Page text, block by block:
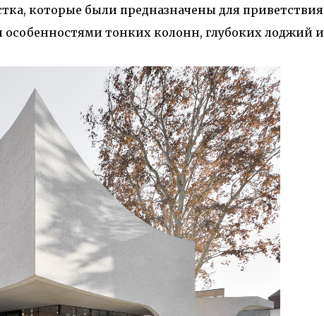
престижной награды «Серебряная пирамида глобального
Архитекторы стремились объединить память о военном
которые были предназначены для приветствия
тонких колонн, глубоких лоджий и